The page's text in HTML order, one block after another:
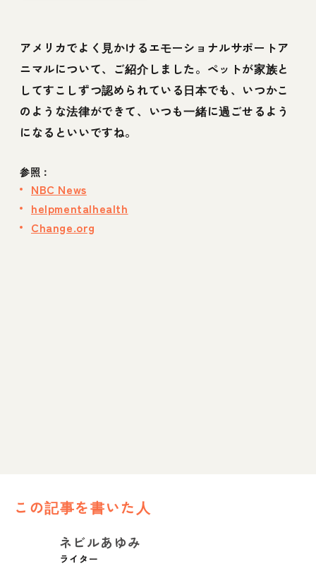
アメリカでよく見かけるエモーショナルサポートア
ニマルについて、ご紹介しました。ペットが家族と
してすこしずつ認められている日本でも、いつかこ
のような法律ができて、いつも一緒に過ごせるよう
になるといいですね。
参照：
NBC News
helpmentalhealth
Change.org
この記事を書いた人
ネビルあゆみ
ライター